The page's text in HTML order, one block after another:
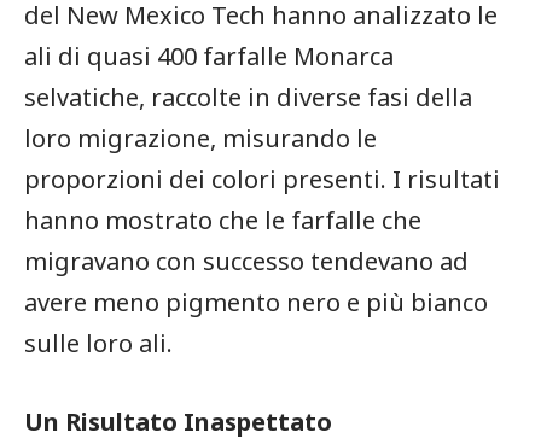
del New Mexico Tech hanno analizzato le
ali⁣ di quasi 400 farfalle Monarca ​
selvatiche, raccolte ‌in diverse ⁤fasi della
loro⁣ migrazione, misurando le
proporzioni dei colori presenti. I risultati
hanno ‌mostrato che ⁣le⁣ farfalle che
migravano ‍con successo tendevano ad
⁤avere meno pigmento nero ​e più bianco
sulle loro ali.
Un Risultato Inaspettato